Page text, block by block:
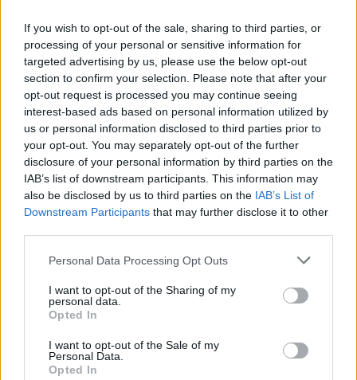
If you wish to opt-out of the sale, sharing to third parties, or
processing of your personal or sensitive information for
targeted advertising by us, please use the below opt-out
section to confirm your selection. Please note that after your
opt-out request is processed you may continue seeing
interest-based ads based on personal information utilized by
us or personal information disclosed to third parties prior to
your opt-out. You may separately opt-out of the further
disclosure of your personal information by third parties on the
IAB’s list of downstream participants. This information may
also be disclosed by us to third parties on the IAB’s List of
Downstream Participants that may further disclose it to other
Personal Data Processing Opt Outs
I want to opt-out of the Sharing of my
personal data.
Opted In
I want to opt-out of the Sale of my
Personal Data.
Opted In
jūrą. Tarnybos sakė, kad laivas turėtų pasiekti
A.Mockų iki pirmadienio ryto vietos laiku.
Primename, kad įprastai kone kasdien įrašus
keliančio A.Mockaus paskyra neatnaujinta jau
daugiau nei dvi dienas.